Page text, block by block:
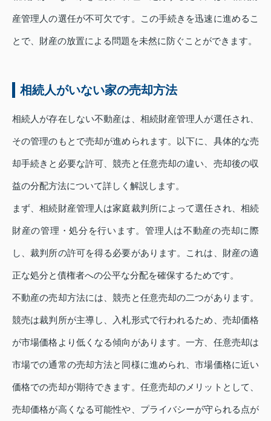
産管理人の選任が不可欠です。この手続きを迅速に進めるこ
とで、財産の放置による問題を未然に防ぐことができます。
相続人がいない家の売却方法
相続人が存在しない不動産は、相続財産管理人が選任され、
その管理のもとで売却が進められます。以下に、具体的な売
却手続きと必要な許可、競売と任意売却の違い、売却後の収
益の分配方法について詳しく解説します。
まず、相続財産管理人は家庭裁判所によって選任され、相続
財産の管理・処分を行います。管理人は不動産の売却に際
し、裁判所の許可を得る必要があります。これは、財産の適
正な処分と債権者への公平な分配を確保するためです。
不動産の売却方法には、競売と任意売却の二つがあります。
競売は裁判所が主導し、入札形式で行われるため、売却価格
が市場価格より低くなる傾向があります。一方、任意売却は
市場での通常の売却方法と同様に進められ、市場価格に近い
価格での売却が期待できます。任意売却のメリットとして、
売却価格が高くなる可能性や、プライバシーが守られる点が